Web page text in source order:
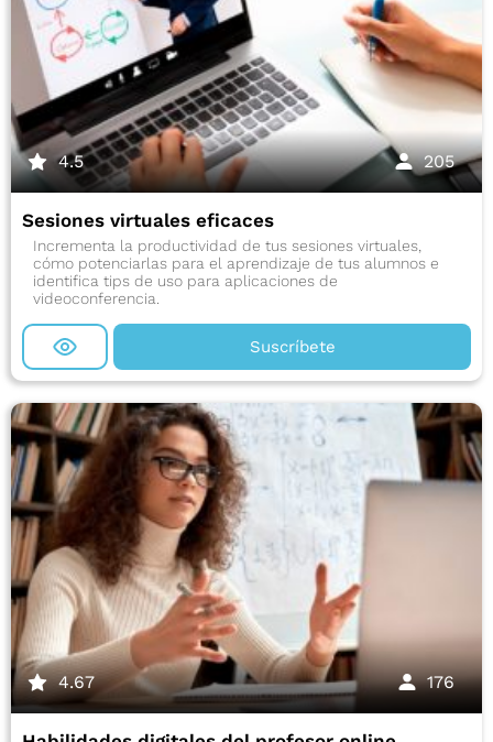
4.5 205
Sesiones virtuales eficaces
Incrementa la productividad de tus sesiones virtuales,
cómo potenciarlas para el aprendizaje de tus alumnos e
identifica tips de uso para aplicaciones de
videoconferencia.
Suscríbete
4.67 176